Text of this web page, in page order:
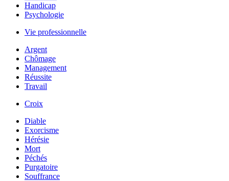
Handicap
Psychologie
Vie professionnelle
Argent
Chômage
Management
Réussite
Travail
Croix
Diable
Exorcisme
Hérésie
Mort
Péchés
Purgatoire
Souffrance